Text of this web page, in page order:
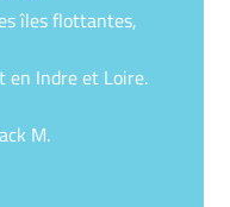
îles flottantes,
en Indre et Loire.
M.